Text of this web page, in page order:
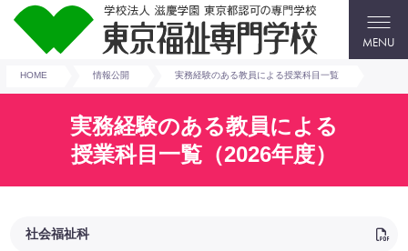
MENU
HOME 情報公開 実務経験のある教員による授業科目一覧
実務経験のある教員による
授業科目一覧（2026年度）
社会福祉科